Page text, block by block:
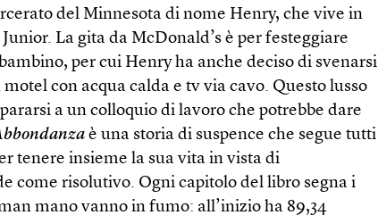
del Minnesota di nome Henry, che vive in
La gita da McDonald’s è per festeggiare
per cui Henry ha anche deciso di svenarsi
con acqua calda e tv via cavo. Questo lusso
a un colloquio di lavoro che potrebbe dare
è una storia di suspence che segue tutti
tenere insieme la sua vita in vista di
come risolutivo. Ogni capitolo del libro segna i
mano vanno in fumo: all’inizio ha 89,34